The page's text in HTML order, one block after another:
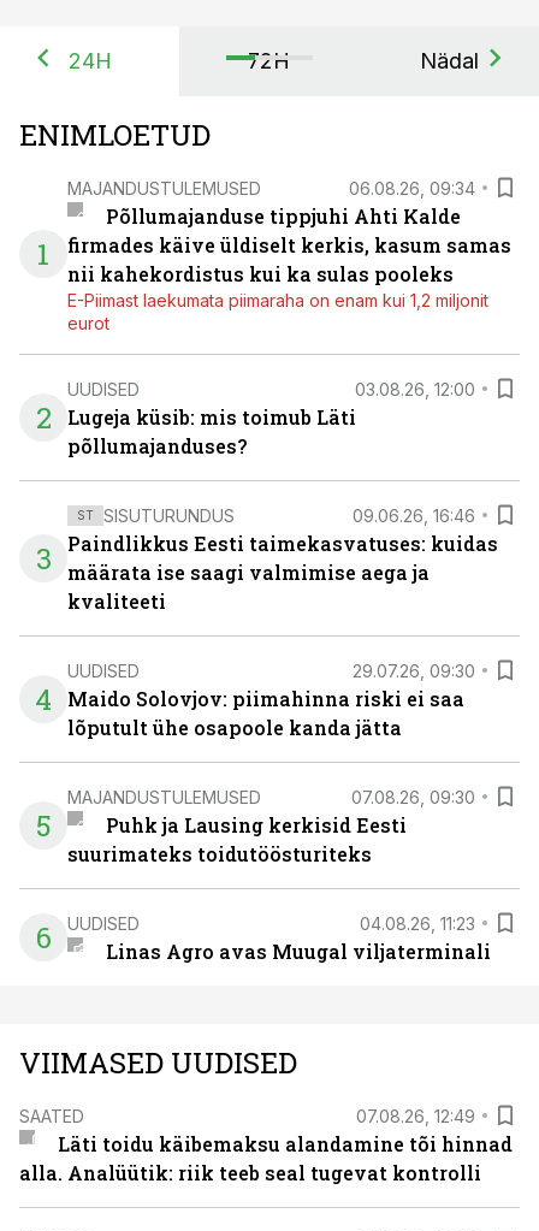
24H 72H Nädal
ENIMLOETUD
1
MAJANDUSTULEMUSED 06.08.26, 09:34
Põllumajanduse tippjuhi Ahti Kalde
firmades käive üldiselt kerkis, kasum samas
nii kahekordistus kui ka sulas pooleks
E-Piimast laekumata piimaraha on enam kui 1,2 miljonit
eurot
2
UUDISED 03.08.26, 12:00
Lugeja küsib: mis toimub Läti
põllumajanduses?
3
ST SISUTURUNDUS 09.06.26, 16:46
Paindlikkus Eesti taimekasvatuses: kuidas
määrata ise saagi valmimise aega ja
kvaliteeti
4
UUDISED 29.07.26, 09:30
Maido Solovjov: piimahinna riski ei saa
lõputult ühe osapoole kanda jätta
5
MAJANDUSTULEMUSED 07.08.26, 09:30
Puhk ja Lausing kerkisid Eesti
suurimateks toidutöösturiteks
6 UUDISED 04.08.26, 11:23
Linas Agro avas Muugal viljaterminali
VIIMASED UUDISED
SAATED 07.08.26, 12:49
Läti toidu käibemaksu alandamine tõi hinnad
alla. Analüütik: riik teeb seal tugevat kontrolli